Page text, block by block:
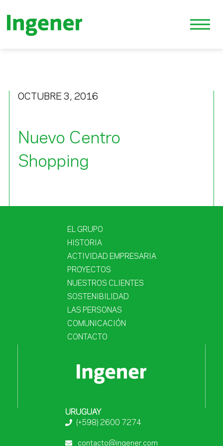
OCTUBRE 3, 2016
Nuevo Centro
Shopping
EL GRUPO
HISTORIA
ACTIVIDAD EMPRESARIA
PROYECTOS
NUESTROS CLIENTES
SOSTENIBILIDAD
LAS PERSONAS
COMUNICACIÓN
CONTACTO
URUGUAY
(+598) 2600 7274
contacto@ingener.com